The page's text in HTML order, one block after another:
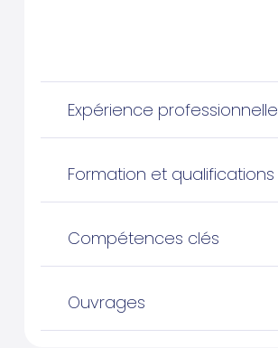
Expérience professionnelle
Formation et qualifications
Compétences clés
Ouvrages